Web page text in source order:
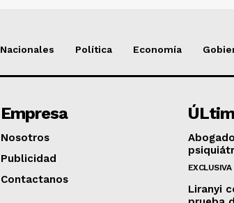
Nacionales Política Economía
Empresa
Nosotros
Publicidad
Contactanos
EXCLUSIVA
Liranyi